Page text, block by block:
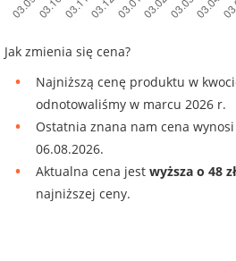
Jak zmienia się cena?
Najniższą cenę produktu w
odnotowaliśmy w marcu 2026 r.
Ostatnia znana nam cena wynosi
06.08.2026.
Aktualna cena jest wyższa o 48
najniższej ceny.